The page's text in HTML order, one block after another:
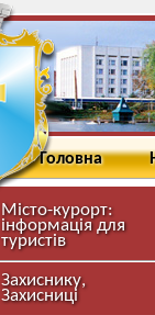
Головна
Місто-курорт:
інформація для
туристів
Захиснику,
Захисниці